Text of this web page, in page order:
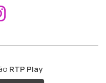
ao
RTP Play